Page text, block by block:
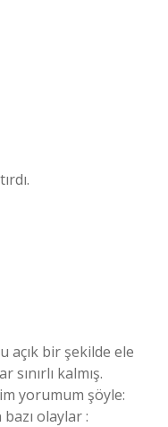
açık bir şekilde ele
kalmış.
yorumum şöyle:
olaylar :